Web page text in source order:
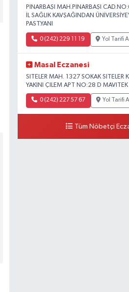
PINARBAŞI MAH.PINARBAŞI
İL SAĞLIK KAVŞAĞINDAN
PAST.YANI
0 (242) 229 11 19 Yol Tarifi Al
Masal Eczanesi
SITELER MAH. 1327 SOKAK SITELER
YAKINI ÇILEM APT NO:28 D MAVITEK
0 (242) 227 57 67 Yol Tarifi
Tüm Nöbetçi